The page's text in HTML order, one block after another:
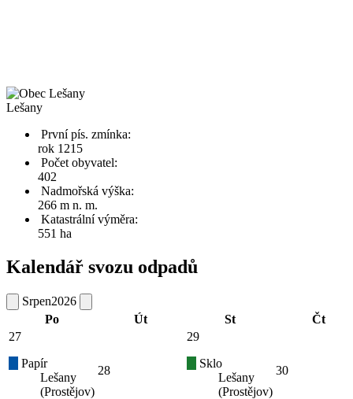
Lešany
První pís. zmínka:
rok 1215
Počet obyvatel:
402
Nadmořská výška:
266 m n. m.
Katastrální výměra:
551 ha
Kalendář svozu odpadů
Srpen2026
Po
Út St
Čt
27
Papír
Lešany
(Prostějov)
28
29
Sklo
Lešany
(Prostějov)
30